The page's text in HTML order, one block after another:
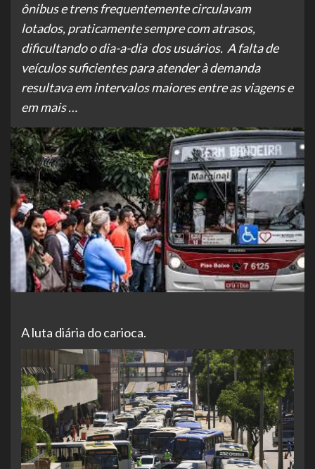
ônibus e trens frequentemente circulavam
lotados, praticamente sempre com atrasos,
dificultando o dia-a-dia dos usuários. A falta de
veículos suficientes para atender à demanda
resultava em intervalos maiores entre as viagens e
em mais …
A luta diária do carioca.